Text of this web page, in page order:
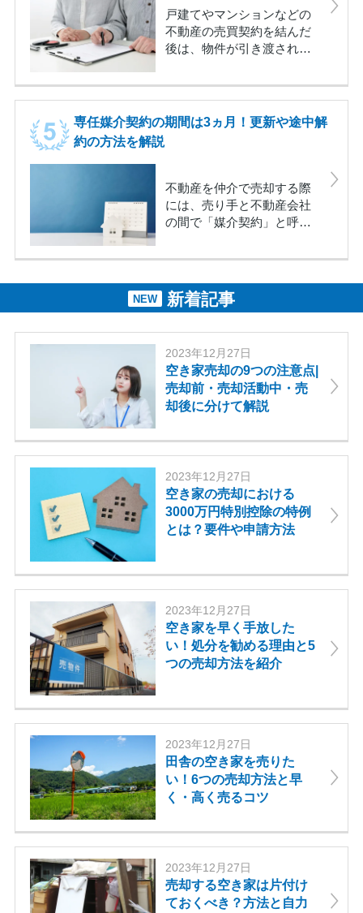
名義が異なる土地や建物を
所有している人は、ぜひ参
考にしてください。
は減価償却の意味をはじ
め、メリットとデメリッ
ト、計算方法まで詳しく解
戸建てやマンションなどの
不動産の売買契約を結んだ
後は、物件が引き渡される
るケースがほとんどです。
その期間中に、売主または
買主が何らかの理由で売買
契約を取りやめたいと考え
出ることは可能ですが、違
約金の支払いや手付金の放
棄などのデメリットもある
契約の後に解除する場合は
慎重に検討しましょう。こ
かをわかりやすく解説しま
す。「解約」と「解除」の
違いも併せて解説するの
で、不動産を売買する予定
み進めてください。
専任媒介契約の期間は3ヵ月！更新や途中解
約の方法を解説
不動産を仲介で売却する際
には、売り手と不動産会社
の間で「媒介契約」と呼ば
契約は、不動産の売却活動
物取引業者である不動産会
社が引き受けるという契約
専属専任媒介契約の3種類が
あり、それぞれ内容が異な
ります。専任媒介契約の内
容は、一般媒介契約と専属
的な存在です。この記事で
は、専任媒介契約の期間や
ルールをわかりやすく解説
しています。満期を迎えた
場合の手続きや途中解約も
併せて解説しているので、
ょう。
NEW 新着記事
2023年12月27日
空き家売却の9つの注意点|
売却前・売却活動中・売
却後に分けて解説
2023年12月27日
空き家の売却における
3000万円特別控除の特例
とは？要件や申請方法
2023年12月27日
空き家を早く手放した
い！処分を勧める理由と5
つの売却方法を紹介
2023年12月27日
田舎の空き家を売りた
い！6つの売却方法と早
く・高く売るコツ
2023年12月27日
売却する空き家は片付け
ておくべき？方法と自力
最高額